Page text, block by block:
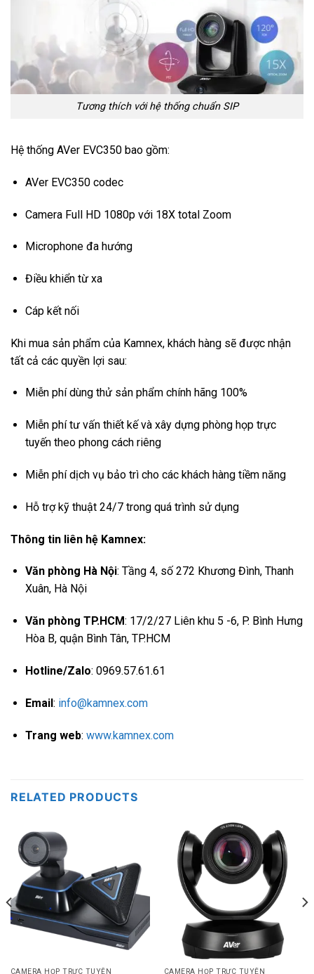
Tương thích với hệ thống chuẩn SIP
Hệ thống AVer EVC350 bao gồm:
AVer EVC350 codec
Camera Full HD 1080p với 18X total Zoom
Microphone đa hướng
Điều khiển từ xa
Cáp kết nối
Khi mua sản phẩm của Kamnex, khách hàng sẽ được nhận
tất cả các quyền lợi sau:
Miễn phí dùng thử sản phẩm chính hãng 100%
Miễn phí tư vấn thiết kế và xây dựng phòng họp trực
tuyến theo phong cách riêng
Miễn phí dịch vụ bảo trì cho các khách hàng tiềm năng
Hỗ trợ kỹ thuật 24/7 trong quá trình sử dụng
Thông tin liên hệ Kamnex:
Văn phòng Hà Nội: Tầng 4, số 272 Khương Đình, Thanh
Xuân, Hà Nội
Văn phòng TP.HCM: 17/2/27 Liên khu 5 -6, P. Bình Hưng
Hòa B, quận Bình Tân, TP.HCM
Hotline/Zalo: 0969.57.61.61
Email: info@kamnex.com
Trang web: www.kamnex.com
RELATED PRODUCTS
CAMERA HỌP TRỰC TUYẾN CAMERA HỌP TRỰC TUYẾN